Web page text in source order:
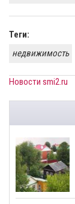
Теги:
недвижимость
Новости smi2.ru